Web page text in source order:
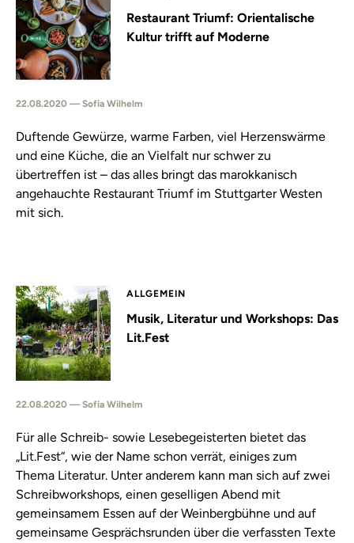
Restaurant Triumf: Orientalische
Kultur trifft auf Moderne
22.08.2020 — Sofia Wilhelm
Duftende Gewürze, warme Farben, viel Herzenswärme
und eine Küche, die an Vielfalt nur schwer zu
übertreffen ist – das alles bringt das marokkanisch
angehauchte Restaurant Triumf im Stuttgarter Westen
mit sich.
ALLGEMEIN
Musik, Literatur und Workshops: Das
Lit.Fest
22.08.2020 — Sofia Wilhelm
Für alle Schreib- sowie Lesebegeisterten bietet das
„Lit.Fest“, wie der Name schon verrät, einiges zum
Thema Literatur. Unter anderem kann man sich auf zwei
Schreibworkshops, einen geselligen Abend mit
gemeinsamem Essen auf der Weinbergbühne und auf
gemeinsame Gesprächsrunden über die verfassten Texte